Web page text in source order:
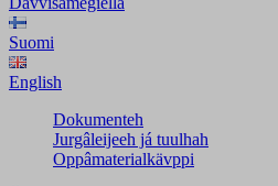
Suomi
English
Dokumenteh
Jurgâleijeeh já tuulhah
Oppâmaterialkävppi